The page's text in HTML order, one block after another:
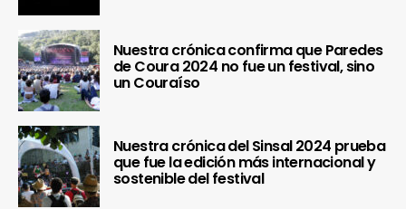
Nuestra crónica confirma que Paredes
de Coura 2024 no fue un festival, sino
un Couraíso
Nuestra crónica del Sinsal 2024 prueba
que fue la edición más internacional y
sostenible del festival